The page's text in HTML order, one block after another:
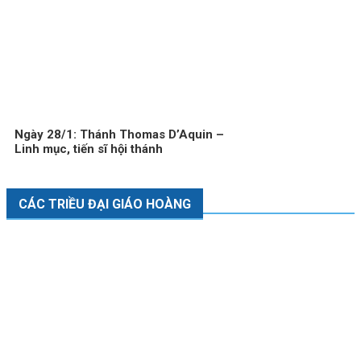
Ngày 28/1: Thánh Thomas D’Aquin –
Linh mục, tiến sĩ hội thánh
CÁC TRIỀU ĐẠI GIÁO HOÀNG